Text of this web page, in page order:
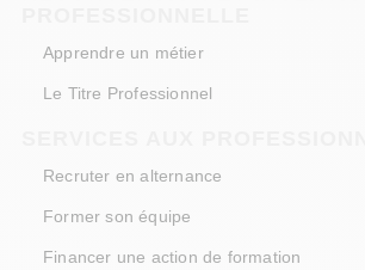
Apprendre un métier
Le Titre Professionnel
Recruter en alternance
Former son équipe
Financer une action de formation